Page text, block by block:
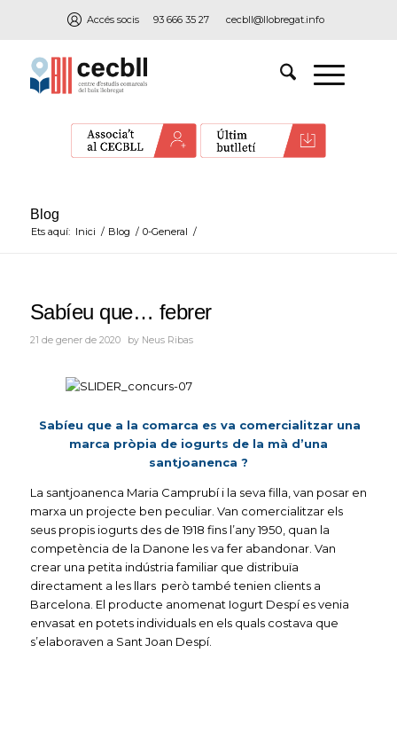
Accés socis 93 666 35 27 cecbll@llobregat.info
Blog
Ets aquí: Inici / Blog / 0-General /
Sabíeu que… febrer
21 de gener de 2020 by Neus Ribas
Sabíeu que a la comarca es va comercialitzar una
marca pròpia de iogurts de la mà d’una
santjoanenca ?
La santjoanenca Maria Camprubí i la seva filla, van posar en
marxa un projecte ben peculiar. Van comercialitzar els
seus propis iogurts des de 1918 fins l’any 1950, quan la
competència de la Danone les va fer abandonar. Van
crear una petita indústria familiar que distribuïa
directament a les llars però també tenien clients a
Barcelona. El producte anomenat Iogurt Despí es venia
envasat en potets individuals en els quals costava que
s’elaboraven a Sant Joan Despí.